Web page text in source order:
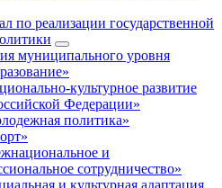
по реализации государственной
муниципального уровня
культурное развитие
Федерации»
политика»
и
сотрудничество»